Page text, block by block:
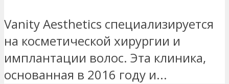
Vanity Aesthetics специализируется
на косметической хирургии и
имплантации волос. Эта клиника,
основанная в 2016 году и...